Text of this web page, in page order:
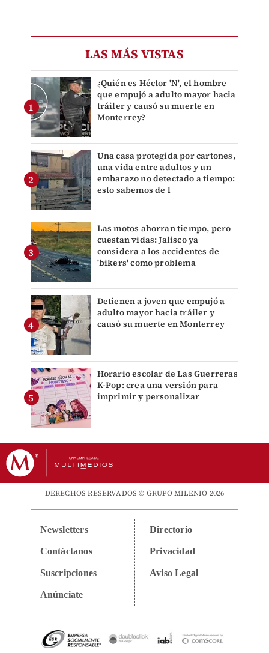
LAS MÁS VISTAS
¿Quién es Héctor 'N', el hombre
que empujó a adulto mayor hacia
tráiler y causó su muerte en
Monterrey?
Una casa protegida por cartones,
una vida entre adultos y un
embarazo no detectado a tiempo:
esto sabemos de l
Las motos ahorran tiempo, pero
cuestan vidas: Jalisco ya
considera a los accidentes de
'bikers' como problema
Detienen a joven que empujó a
adulto mayor hacia tráiler y
causó su muerte en Monterrey
Horario escolar de Las Guerreras
K-Pop: crea una versión para
imprimir y personalizar
DERECHOS RESERVADOS © GRUPO MILENIO 2026
Newsletters
Contáctanos
Suscripciones
Anúnciate
Directorio
Privacidad
Aviso Legal